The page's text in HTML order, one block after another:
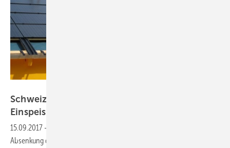
Schweiz: Netzbetreiber wollen
Einspeisevergütung
15.09.2017 -
Absenkung der Rückspeisetarife für Solarstrom angekündigt. Der